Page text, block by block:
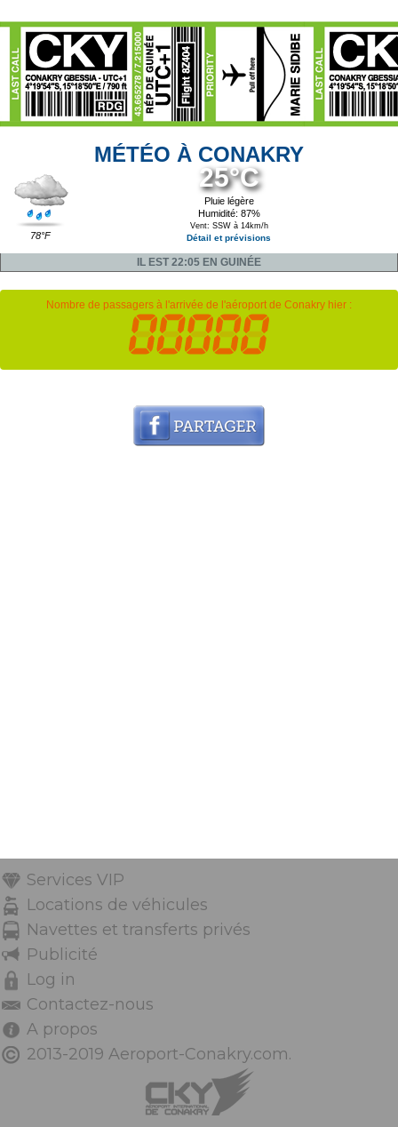
MÉTÉO À CONAKRY
78°F
25°C
Pluie légère
Humidité: 87%
Vent: SSW à 14km/h
Détail et prévisions
IL EST 22:05 EN GUINÉE
Nombre de passagers à l'arrivée de l'aéroport de Conakry hier :
Services VIP
Locations de véhicules
Navettes et transferts privés
Publicité
Log in
Contactez-nous
A propos
2013-2019 Aeroport-Conakry.com.